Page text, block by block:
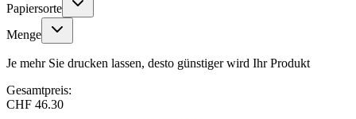
Papiersorte
Menge
Je mehr Sie drucken lassen, desto günstiger wird Ihr Produkt
Gesamtpreis:
CHF 46.30